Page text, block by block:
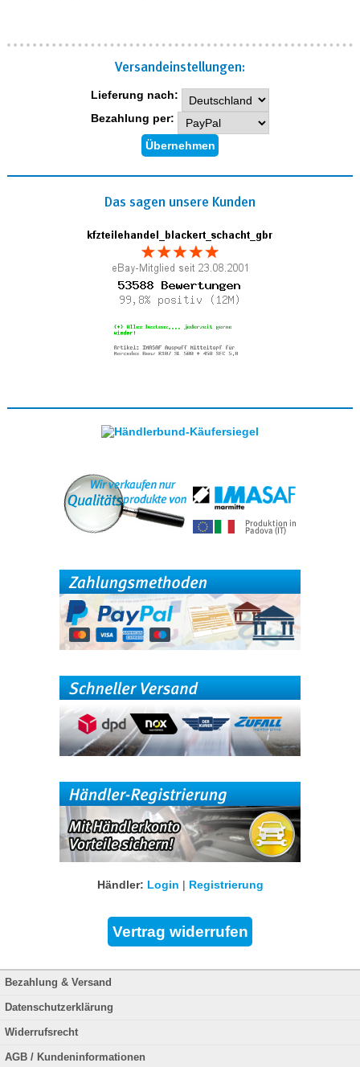
Versand­einstellungen:
Lieferung nach:
Bezahlung per:
Das sagen unsere Kunden
Händler: Login | Registrierung
Bezahlung & Versand
Datenschutzerklärung
Widerrufsrecht
AGB / Kundeninformationen